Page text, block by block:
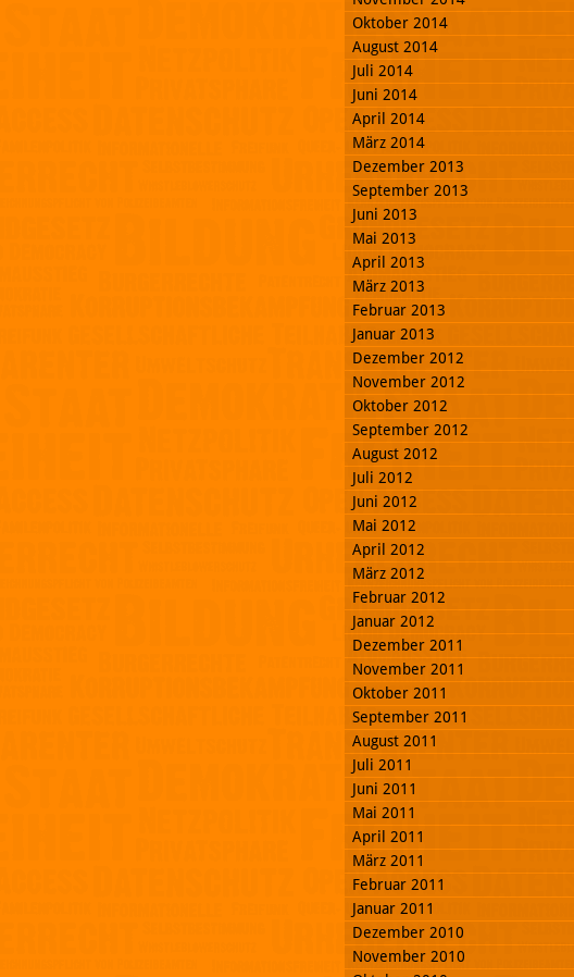
Oktober 2014
August 2014
Juli 2014
Juni 2014
April 2014
März 2014
Dezember 2013
September 2013
Juni 2013
Mai 2013
April 2013
März 2013
Februar 2013
Januar 2013
Dezember 2012
November 2012
Oktober 2012
September 2012
August 2012
Juli 2012
Juni 2012
Mai 2012
April 2012
März 2012
Februar 2012
Januar 2012
Dezember 2011
November 2011
Oktober 2011
September 2011
August 2011
Juli 2011
Juni 2011
Mai 2011
April 2011
März 2011
Februar 2011
Januar 2011
Dezember 2010
November 2010